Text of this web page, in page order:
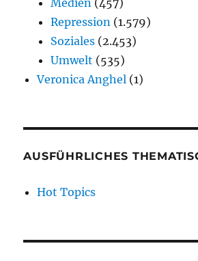
Repression (1.579)
Soziales (2.453)
Umwelt (535)
Veronica Anghel (1)
AUSFÜHRLICHES
Hot Topics